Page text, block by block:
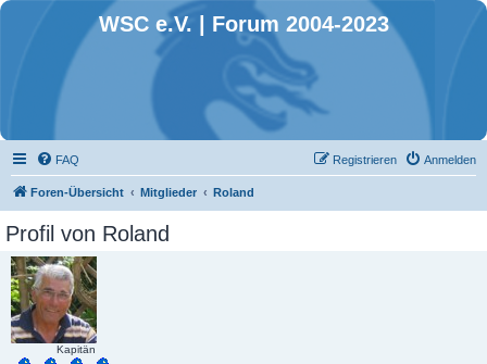
WSC e.V. | Forum 2004-2023
FAQ Anmelden
Registrieren
Foren-Übersicht Mitglieder Roland
Profil von Roland
Kapitän